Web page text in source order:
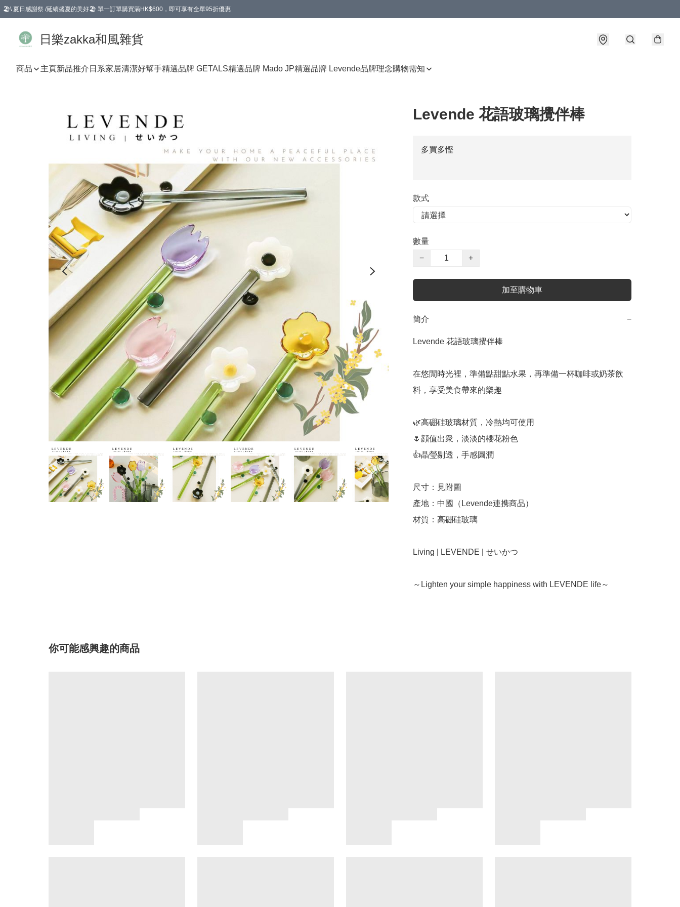
🏖️\ 夏日感謝祭 /延續盛夏的美好🏖️ 單一訂單購買滿HK$600，即可享有全單95折優惠
日樂zakka和風雜貨
商品 主頁新品推介 日系家居清潔好幫手精選品牌 GETALS精選品牌 Mado JP精選品牌 Levende品牌理念購物需知
Levende 花語玻璃攪伴棒
多買多慳
款式
數量
−
+
加至購物車
簡介 −
Levende 花語玻璃攪伴棒
在悠閒時光裡，準備點甜點水果，再準備一杯咖啡或奶茶飲
料，享受美食帶來的樂趣
🌿高硼硅玻璃材質，冷熱均可使用
🌷顔值出衆，淡淡的櫻花粉色
👍晶瑩剔透，手感圓潤
尺寸：見附圖
產地：中國（Levende連携商品）
材質：高硼硅玻璃
Living | LEVENDE | せいかつ
你可能感興趣的商品